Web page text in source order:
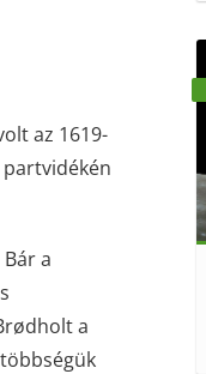
az 1619-
a
a